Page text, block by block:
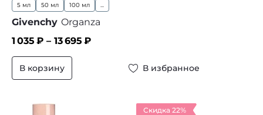
5 мл 50 мл 100 мл ...
Givenchy Organza
1 035 ₽ – 13 695 ₽
В корзину В избранное
Скидка 22%